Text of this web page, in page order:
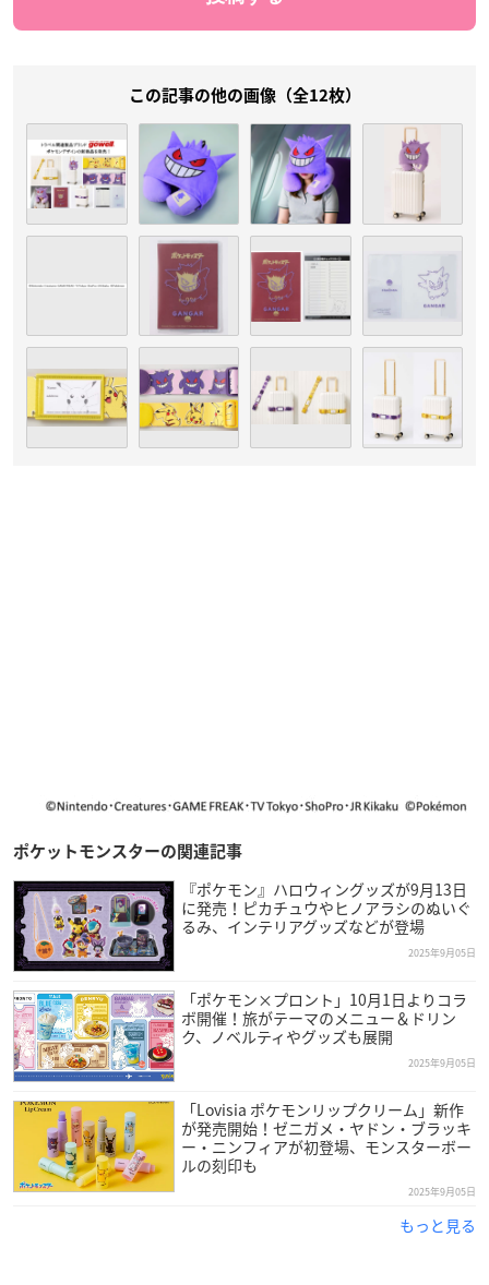
この記事の他の画像（全12枚）
ポケットモンスターの関連記事
『ポケモン』ハロウィングッズが9月13日
に発売！ピカチュウやヒノアラシのぬいぐ
るみ、インテリアグッズなどが登場
2025年9月05日
「ポケモン×プロント」10月1日よりコラ
ボ開催！旅がテーマのメニュー＆ドリン
ク、ノベルティやグッズも展開
2025年9月05日
「Lovisia ポケモンリップクリーム」新作
が発売開始！ゼニガメ・ヤドン・ブラッキ
ー・ニンフィアが初登場、モンスターボー
ルの刻印も
2025年9月05日
もっと見る